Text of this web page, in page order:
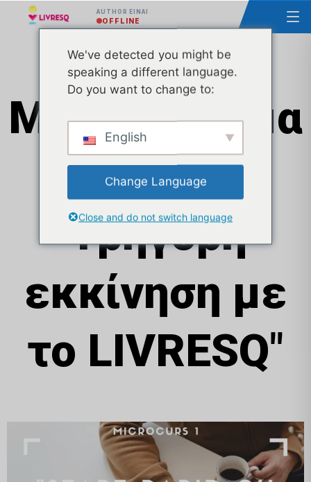
AUTHOR ΕΊΝΑΙ
OFFLINE
Μικρομάθημα
1
"Γρήγορη
εκκίνηση με
το LIVRESQ"
We've detected you might be
speaking a different language.
Do you want to change to:
English
Change Language
Close and do not switch language